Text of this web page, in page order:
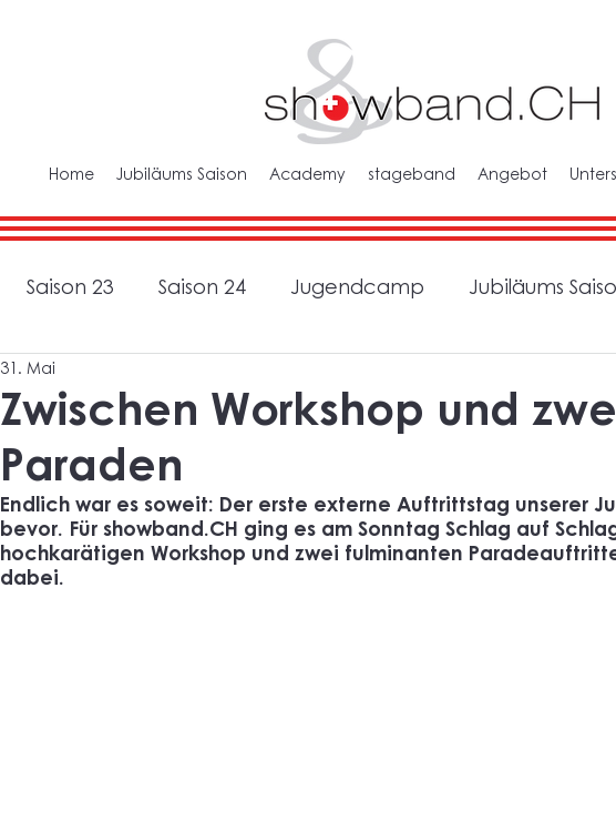
Home Jubiläums Saison Academy stageband Angebot
Saison 23 Saison 24 Jugendcamp Jubiläums
Zwischen Workshop und
Paraden
31. Mai
Endlich war es soweit: Der erste externe Auftrittstag unserer
bevor. Für showband.CH ging es am Sonntag Schlag auf
hochkarätigen Workshop und zwei fulminanten
dabei.